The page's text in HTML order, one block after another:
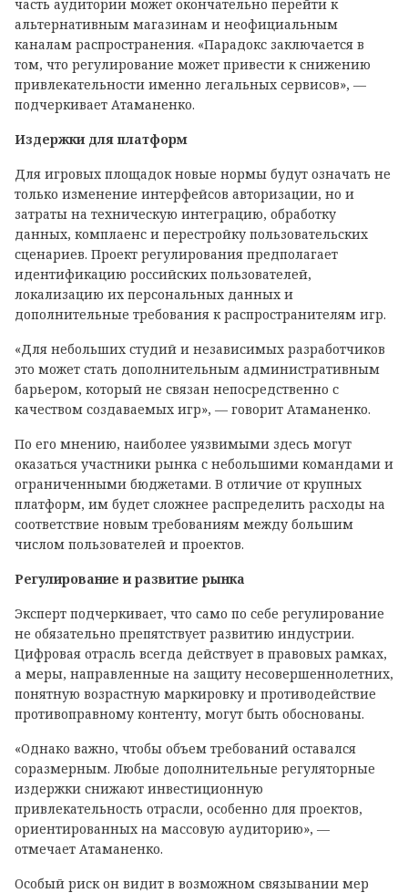
часть аудитории может окончательно перейти к
альтернативным магазинам и неофициальным
каналам распространения. «Парадокс заключается в
том, что регулирование может привести к снижению
привлекательности именно легальных сервисов», —
подчеркивает Атаманенко.
Издержки для платформ
Для игровых площадок новые нормы будут означать не
только изменение интерфейсов авторизации, но и
затраты на техническую интеграцию, обработку
данных, комплаенс и перестройку пользовательских
сценариев. Проект регулирования предполагает
идентификацию российских пользователей,
локализацию их персональных данных и
дополнительные требования к распространителям игр.
«Для небольших студий и независимых разработчиков
это может стать дополнительным административным
барьером, который не связан непосредственно с
качеством создаваемых игр», — говорит Атаманенко.
По его мнению, наиболее уязвимыми здесь могут
оказаться участники рынка с небольшими командами и
ограниченными бюджетами. В отличие от крупных
платформ, им будет сложнее распределить расходы на
соответствие новым требованиям между большим
числом пользователей и проектов.
Регулирование и развитие рынка
Эксперт подчеркивает, что само по себе регулирование
не обязательно препятствует развитию индустрии.
Цифровая отрасль всегда действует в правовых рамках,
а меры, направленные на защиту несовершеннолетних,
понятную возрастную маркировку и противодействие
противоправному контенту, могут быть обоснованы.
«Однако важно, чтобы объем требований оставался
соразмерным. Любые дополнительные регуляторные
издержки снижают инвестиционную
привлекательность отрасли, особенно для проектов,
ориентированных на массовую аудиторию», —
отмечает Атаманенко.
Особый риск он видит в возможном связывании мер